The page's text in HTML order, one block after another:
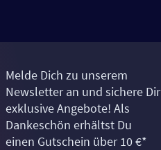
Melde Dich zu unserem
Newsletter an und sichere Dir
exklusive Angebote! Als
Dankeschön erhältst Du
einen Gutschein über 10 €*